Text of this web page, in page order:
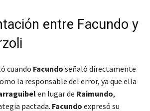
entre Facundo y
cuando Facundo señaló directamente
la responsable del error, ya que ella
en lugar de Raimundo,
pactada. Facundo expresó su